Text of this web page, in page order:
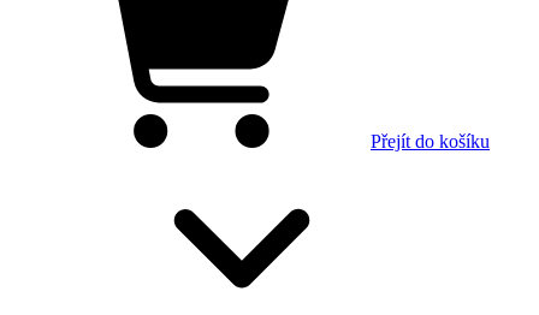
Přejít do košíku